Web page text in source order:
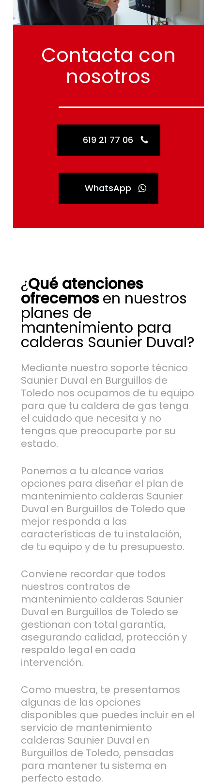
Contacta con
nosotros
619 21 77 06
WhatsApp
¿Qué atenciones
ofrecemosen nuestros
planes de
mantenimiento para
calderas Saunier Duval?
Mediante nuestro soporte técnico
Saunier Duval en Burguillos de
Toledo nos ocupamos de tu equipo
para que tu caldera de gas tenga
el cuidado que necesita y no
tengas que preocuparte por su
estado.
Ponemos a tu alcance varias
opciones para diseñar el plan de
mantenimiento calderas Saunier
Duval en Burguillos de Toledo que
mejor responda a las
características de tu instalación,
de tu equipo y de tu presupuesto.
Conviene recordar que todos
nuestros contratos de
mantenimiento calderas Saunier
Duval en Burguillos de Toledo se
gestionan con total garantía,
asegurando calidad, protección y
respaldo legal en cada
intervención.
Como muestra, te presentamos
algunas de las opciones
disponibles que puedes incluir en el
servicio de mantenimiento
calderas Saunier Duval en
Burguillos de Toledo, pensadas
para mantener tu sistema en
perfecto estado.